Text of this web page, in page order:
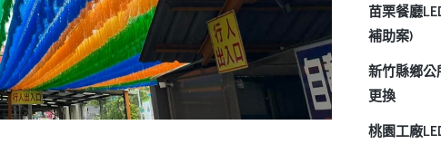
苗栗餐廳
補助案)
新竹縣鄉公
更換
桃園工廠